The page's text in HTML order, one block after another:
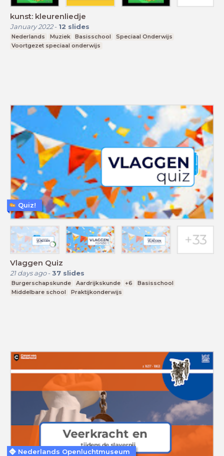
kunst: kleurenliedje
January 2022- 12 slides
Nederlands Muziek Basisschool
Speciaal Onderwijs
Voortgezet speciaal onderwijs
Vlaggen Quiz
21 days ago- 37 slides
Burgerschapskunde Aardrijkskunde +6
Basisschool
Middelbare school
Praktijkonderwijs
Quiz!
Nederlands Openluchtmuseum